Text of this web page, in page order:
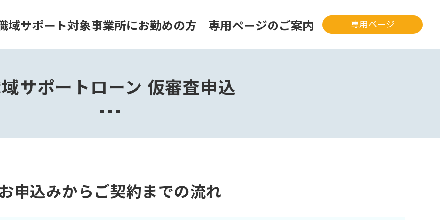
域サポート対象事業所にお勤めの方 専用ページのご案内 専用ページ
サポートローン 仮審査申込
申込みからご契約までの流れ